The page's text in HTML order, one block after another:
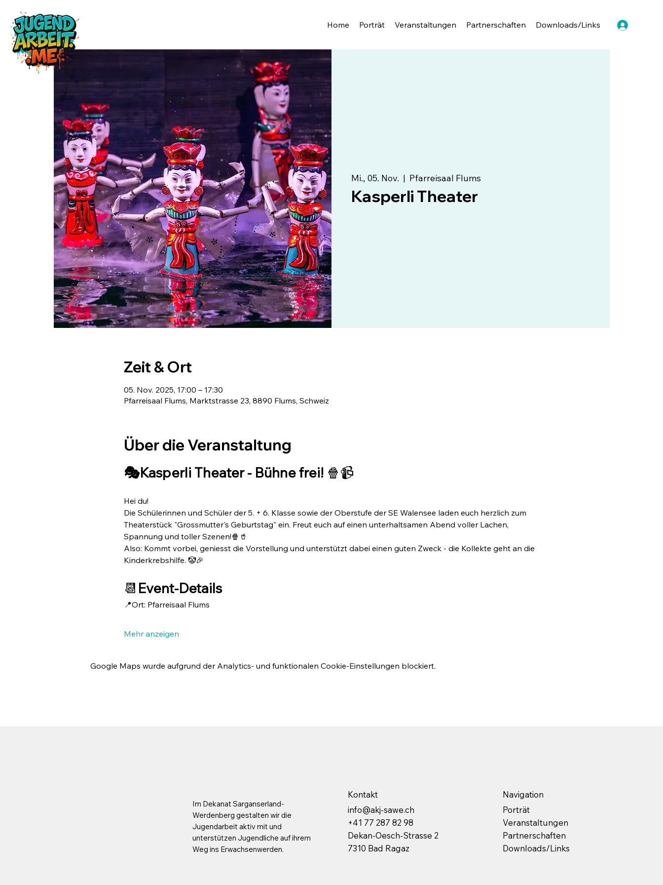
Home Porträt Veranstaltungen Partnerschaften Downloads/Links
Mi., 05. Nov.
  |
Pfarreisaal Flums
Kasperli Theater
Zeit & Ort
05. Nov. 2025, 17:00 – 17:30
Pfarreisaal Flums, Marktstrasse 23, 8890 Flums, Schweiz
Über die Veranstaltung
🎭Kasperli Theater - Bühne frei! 🍿📹
Hei du!
Die Schülerinnen und Schüler der 5. + 6. Klasse sowie der Oberstufe der SE Walensee laden euch herzlich zum
Theaterstück "Grossmutter's Geburtstag" ein. Freut euch auf einen unterhaltsamen Abend voller Lachen,
Spannung und toller Szenen!🍿🥤
Also: Kommt vorbei, geniesst die Vorstellung und unterstützt dabei einen guten Zweck - die Kollekte geht an die
Kinderkrebshilfe. 🤡🎉
📆 Event-Details
📍Ort: Pfarreisaal Flums
Mehr anzeigen
Google Maps wurde aufgrund der Analytics- und funktionalen Cookie-Einstellungen blockiert.
Im Dekanat Sarganserland-
Werdenberg gestalten wir die
Jugendarbeit aktiv mit und
unterstützen Jugendliche auf ihrem
Weg ins Erwachsenwerden.
Kontakt
info@akj-sawe.ch
+41 77 287 82 98
Dekan-Oesch-Strasse 2
7310 Bad Ragaz
Navigation
Porträt
Veranstaltungen
Partnerschaften
Downloads/Links